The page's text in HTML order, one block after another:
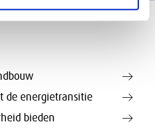
de energietransitie
bieden